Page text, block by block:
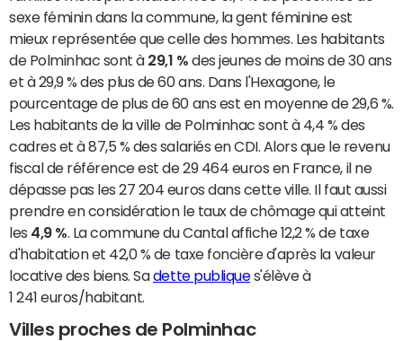
sexe féminin dans la commune, la gent féminine est
mieux représentée que celle des hommes. Les habitants
de Polminhac sont à 29,1 % des jeunes de moins de 30 ans
et à 29,9 % des plus de 60 ans. Dans l'Hexagone, le
pourcentage de plus de 60 ans est en moyenne de 29,6 %.
Les habitants de la ville de Polminhac sont à 4,4 % des
cadres et à 87,5 % des salariés en CDI. Alors que le revenu
fiscal de référence est de 29 464 euros en France, il ne
dépasse pas les 27 204 euros dans cette ville. Il faut aussi
prendre en considération le taux de chômage qui atteint
les 4,9 % . La commune du Cantal affiche 12,2 % de taxe
d'habitation et 42,0 % de taxe foncière d'après la valeur
locative des biens. Sadette publiques'élève à
1 241 euros/habitant.
Villes proches de Polminhac